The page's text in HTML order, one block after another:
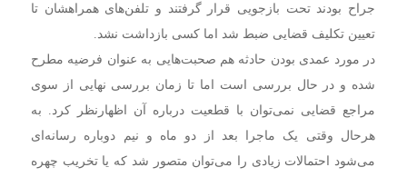
جراح بودند تحت بازجویی قرار گرفتند و تلفن‌های همراهشان تا
تعیین تکلیف قضایی ضبط شد اما کسی بازداشت نشد.
در مورد عمدی بودن حادثه هم صحبت‌هایی به عنوان فرضیه مطرح
شده و در حال بررسی است اما تا زمان بررسی نهایی از سوی
مراجع قضایی نمی‌توان با قطعیت درباره آن اظهارنظر کرد. به
هرحال وقتی یک ماجرا بعد از دو ماه و نیم دوباره رسانه‌ای
می‌شود احتمالات زیادی را می‌توان متصور شد که یا تخریب چهره